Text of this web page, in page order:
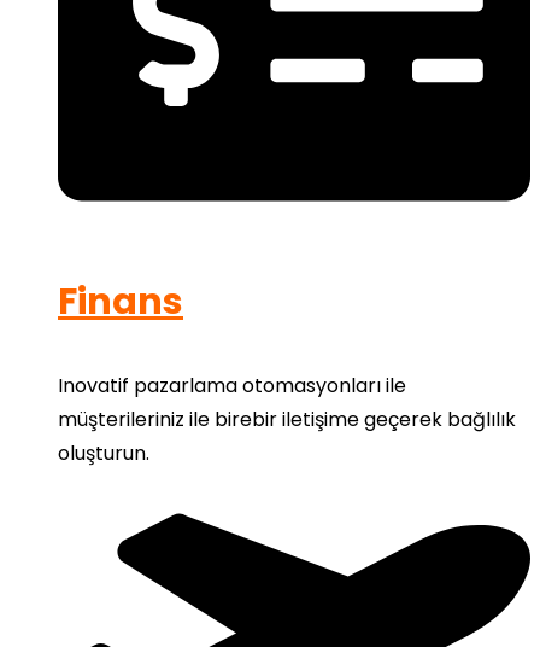
Finans
Inovatif pazarlama otomasyonları ile
müşterileriniz ile birebir iletişime geçerek bağlılık
oluşturun.